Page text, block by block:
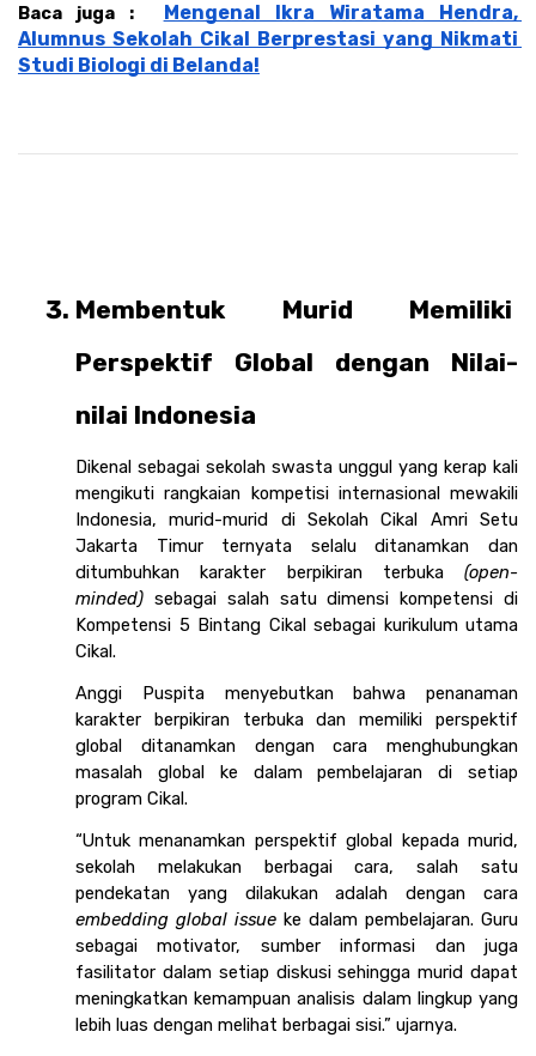
Baca juga :
Mengenal Ikra Wiratama Hendra,
Alumnus Sekolah Cikal Berprestasi yang Nikmati
Studi Biologi di Belanda!
Membentuk Murid Memiliki
Perspektif Global dengan Nilai-
nilai Indonesia
Dikenal sebagai sekolah swasta unggul yang kerap kali
mengikuti rangkaian kompetisi internasional mewakili
Indonesia, murid-murid di Sekolah Cikal Amri Setu
Jakarta Timur ternyata selalu ditanamkan dan
ditumbuhkan karakter berpikiran terbuka (open-
minded) sebagai salah satu dimensi kompetensi di
Kompetensi 5 Bintang Cikal sebagai kurikulum utama
Cikal.
Anggi Puspita menyebutkan bahwa penanaman
karakter berpikiran terbuka dan memiliki perspektif
global ditanamkan dengan cara menghubungkan
masalah global ke dalam pembelajaran di setiap
program Cikal.
“Untuk menanamkan perspektif global kepada murid,
sekolah melakukan berbagai cara, salah satu
embedding global issue ke dalam pembelajaran. Guru
sebagai motivator, sumber informasi dan juga
fasilitator dalam setiap diskusi sehingga murid dapat
meningkatkan kemampuan analisis dalam lingkup yang
lebih luas dengan melihat berbagai sisi.” ujarnya.